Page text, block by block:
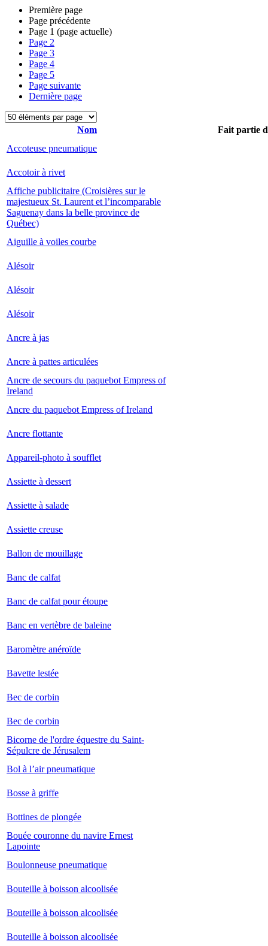
Première page
Page précédente
Page 1 (page actuelle)
Page 2
Page 3
Page 4
Page 5
Page suivante
Dernière page
Nom
Fait partie
Accoteuse pneumatique
Accotoir à rivet
Affiche publicitaire (Croisières sur le
majestueux St. Laurent et l’incomparable
Saguenay dans la belle province de
Québec)
Aiguille à voiles courbe
Alésoir
Alésoir
Alésoir
Ancre à jas
Ancre à pattes articulées
Ancre de secours du paquebot Empress of
Ireland
Ancre du paquebot Empress of Ireland
Ancre flottante
Appareil-photo à soufflet
Assiette à dessert
Assiette à salade
Assiette creuse
Ballon de mouillage
Banc de calfat
Banc de calfat pour étoupe
Banc en vertèbre de baleine
Baromètre anéroïde
Bavette lestée
Bec de corbin
Bec de corbin
Bicorne de l'ordre équestre du Saint-
Sépulcre de Jérusalem
Bol à l’air pneumatique
Bosse à griffe
Bottines de plongée
Bouée couronne du navire Ernest
Lapointe
Boulonneuse pneumatique
Bouteille à boisson alcoolisée
Bouteille à boisson alcoolisée
Bouteille à boisson alcoolisée